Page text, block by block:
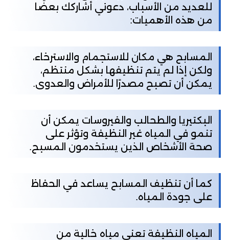
للعديد من الأسباب، دعوني أشاركك بعضًا
من هذه الأهميات:
المسابح هي مكان للاستجمام والاسترخاء،
ولكن إذا لم يتم تنظيفها بشكل منتظم،
يمكن أن تصبح مصدرًا للأمراض والعدوى.
البكتيريا والطحالب والفيروسات يمكن أن
تنمو في المياه غير النظيفة وتؤثر على
صحة الأشخاص الذين يستخدمون المسبح.
كما أن تنظيف المسابح يساعد في الحفاظ
على جودة المياه.
المياه النظيفة تعني مياه خالية من